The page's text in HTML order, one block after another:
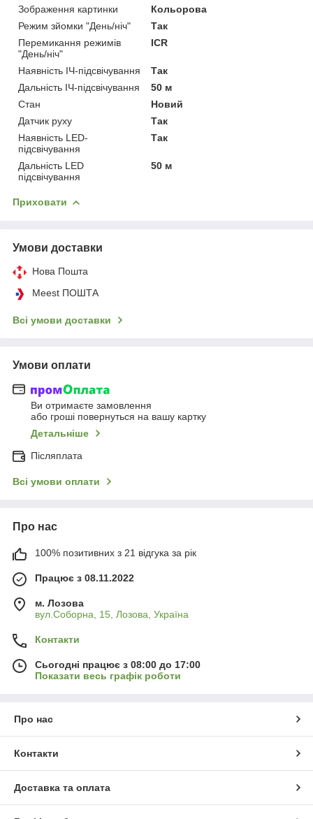
Зображення картинки
Кольорова
Режим зйомки "День/ніч"
Так
Перемикання режимів
"День/ніч"
ICR
Наявність ІЧ-підсвічування
Так
Дальність ІЧ-підсвічування
50 м
Стан
Новий
Датчик руху
Так
Наявність LED-
підсвічування
Так
Дальність LED
підсвічування
50 м
Приховати
Умови доставки
Нова Пошта
Meest ПОШТА
Всі умови доставки
Умови оплати
Ви отримаєте замовлення
або гроші повернуться на вашу картку
Детальніше
Післяплата
Всі умови оплати
Про нас
100% позитивних з 21 відгука за рік
Працює з 08.11.2022
м. Лозова
вул.Соборна, 15, Лозова, Україна
Контакти
Сьогодні працює з 08:00 до 17:00
Показати весь графік роботи
Про нас
Контакти
Доставка та оплата